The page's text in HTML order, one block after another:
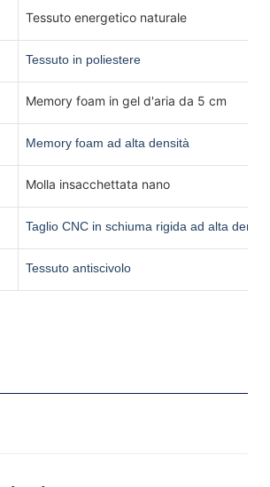
Tessuto energetico naturale
Tessuto in poliestere
Memory foam in gel d'aria da 5 cm
Memory foam ad alta densità
Molla insacchettata nano
Taglio CNC in schiuma rigida ad alta
Tessuto antiscivolo